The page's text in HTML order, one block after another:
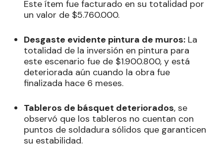
Este ítem fue facturado en su totalidad por
un valor de $5.760.000.
Desgaste evidente pintura de muros: La
totalidad de la inversión en pintura para
este escenario fue de $1.900.800, y está
deteriorada aún cuando la obra fue
finalizada hace 6 meses.
Tableros de básquet deteriorados, se
observó que los tableros no cuentan con
puntos de soldadura sólidos que garanticen
su estabilidad.